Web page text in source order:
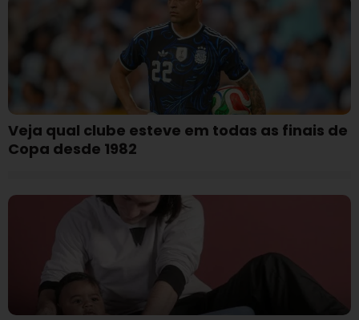
Veja qual clube esteve em todas as finais de
Copa desde 1982